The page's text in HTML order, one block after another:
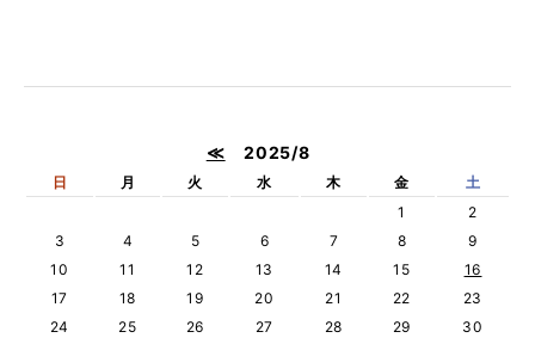
≪ 2025/8
日 月 火 水 木 金
土
1
2
3
4 5 6 7 8
9
10
11 12 13 14 15
16
17
18 19 20 21 22
23
24
25 26 27 28 29
30